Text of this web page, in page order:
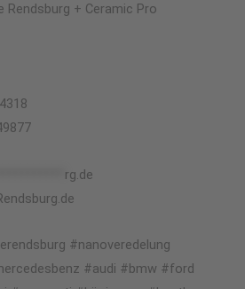
Rendsburg + Ceramic Pro
rg.de
#nanoveredelung
#audi #bmw #ford